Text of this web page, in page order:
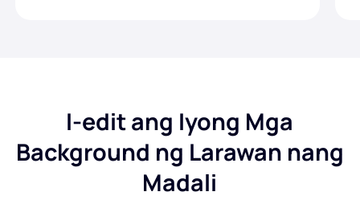
I-edit ang Iyong Mga
Background ng Larawan nang
Madali